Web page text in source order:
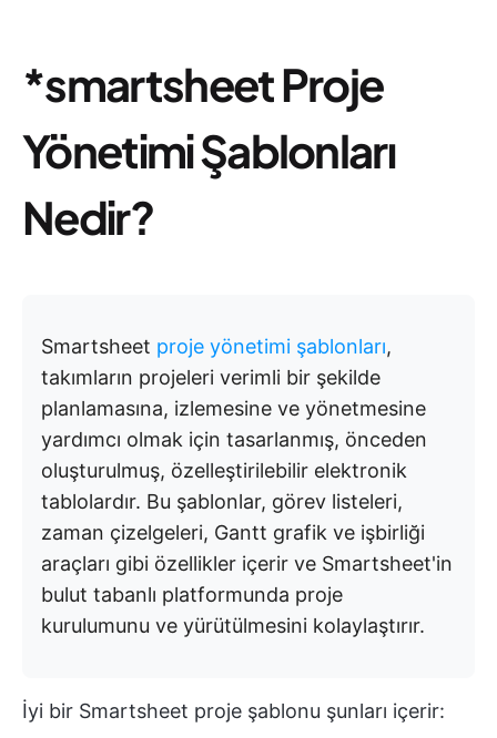
*smartsheet Proje
Yönetimi Şablonları
Nedir?
Smartsheet proje yönetimi şablonları,
takımların projeleri verimli bir şekilde
planlamasına, izlemesine ve yönetmesine
yardımcı olmak için tasarlanmış, önceden
oluşturulmuş, özelleştirilebilir elektronik
tablolardır. Bu şablonlar, görev listeleri,
zaman çizelgeleri, Gantt grafik ve işbirliği
araçları gibi özellikler içerir ve Smartsheet'in
bulut tabanlı platformunda proje
kurulumunu ve yürütülmesini kolaylaştırır.
İyi bir Smartsheet proje şablonu şunları içerir: